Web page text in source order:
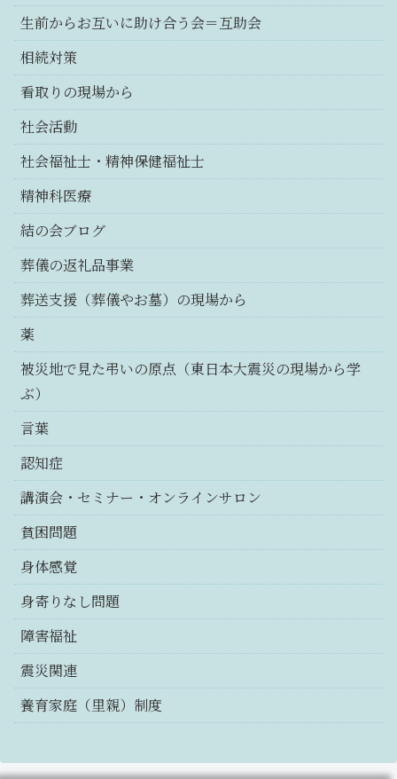
生前からお互いに助け合う会＝互助会
相続対策
看取りの現場から
社会活動
社会福祉士・精神保健福祉士
精神科医療
結の会ブログ
葬儀の返礼品事業
葬送支援（葬儀やお墓）の現場から
薬
被災地で見た弔いの原点（東日本大震災の現場から学
ぶ）
言葉
認知症
講演会・セミナー・オンラインサロン
貧困問題
身体感覚
身寄りなし問題
障害福祉
震災関連
養育家庭（里親）制度